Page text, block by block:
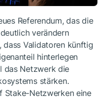
Referendum, das die
verändern
dass Validatoren künftig
hinterlegen
das Netzwerk die
stärken.
Stake-Netzwerken eine